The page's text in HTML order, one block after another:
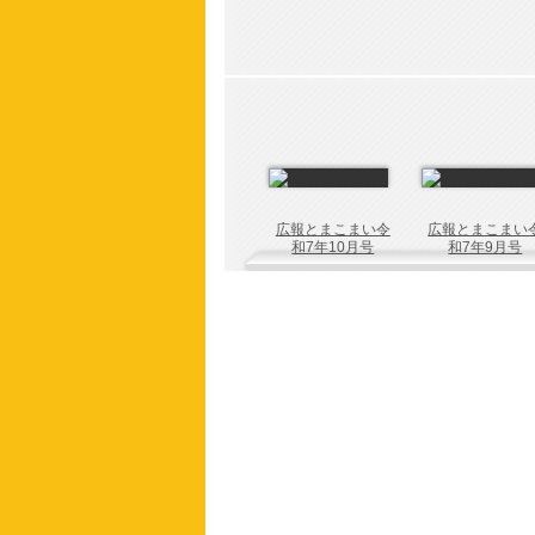
広報とまこまい令
和7年10月号
広報とまこまい
和7年9月号